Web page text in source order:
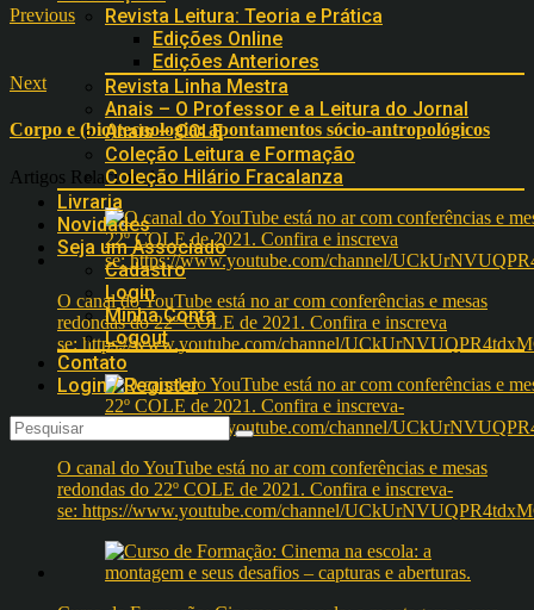
Revista Leitura: Teoria e Prática
Edições Online
Edições Anteriores
Revista Linha Mestra
Anais – O Professor e a Leitura do Jornal
Anais – COLE
Coleção Leitura e Formação
Coleção Hilário Fracalanza
Livraria
Novidades
Seja um Associado
Cadastro
Login
Minha Conta
Logout
Contato
Login / Register
Previous
Next
Corpo e (bio)tecnologia: apontamentos sócio-antropológicos
Artigos Relacionados
O canal do YouTube está no ar com conferências e mesas
redondas do 22º COLE de 2021. Confira e inscreva
se: https://www.youtube.com/channel/
O canal do YouTube está no ar com conferências e mesas
redondas do 22º COLE de 2021. Confira e inscreva-
se: https://www.youtube.com/channel/